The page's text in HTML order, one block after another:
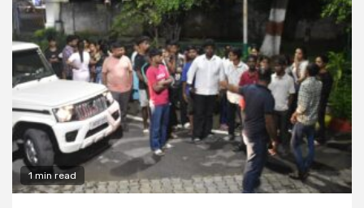
1 min read